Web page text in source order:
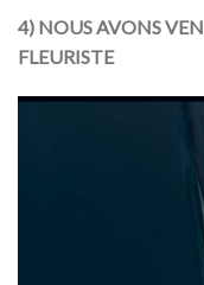
4) NOUS AVONS
FLEURISTE